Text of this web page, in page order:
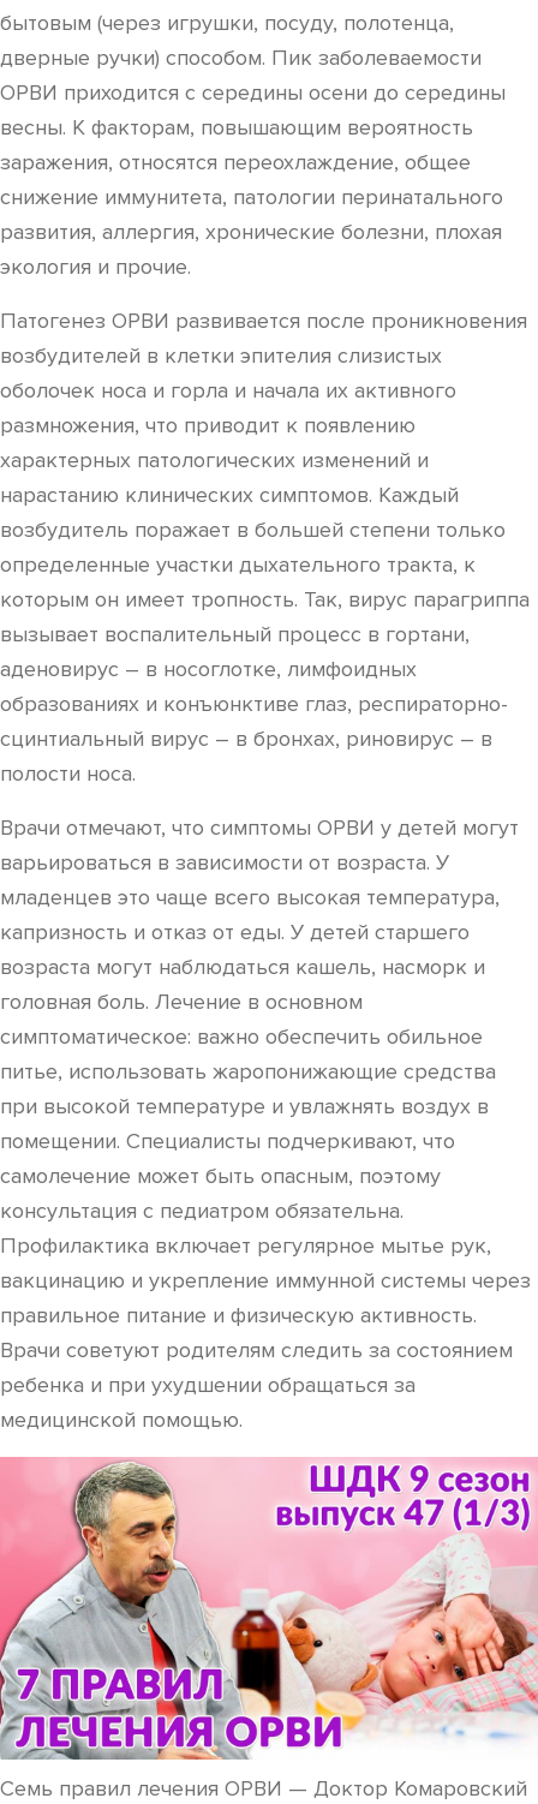
бытовым (через игрушки, посуду, полотенца,
дверные ручки) способом. Пик заболеваемости
ОРВИ приходится с середины осени до середины
весны. К факторам, повышающим вероятность
заражения, относятся переохлаждение, общее
снижение иммунитета, патологии перинатального
развития, аллергия, хронические болезни, плохая
экология и прочие.
Патогенез ОРВИ развивается после проникновения
возбудителей в клетки эпителия слизистых
оболочек носа и горла и начала их активного
размножения, что приводит к появлению
характерных патологических изменений и
нарастанию клинических симптомов. Каждый
возбудитель поражает в большей степени только
определенные участки дыхательного тракта, к
которым он имеет тропность. Так, вирус парагриппа
вызывает воспалительный процесс в гортани,
аденовирус – в носоглотке, лимфоидных
образованиях и конъюнктиве глаз, респираторно-
сцинтиальный вирус – в бронхах, риновирус – в
полости носа.
Врачи отмечают, что симптомы ОРВИ у детей могут
варьироваться в зависимости от возраста. У
младенцев это чаще всего высокая температура,
капризность и отказ от еды. У детей старшего
возраста могут наблюдаться кашель, насморк и
головная боль. Лечение в основном
симптоматическое: важно обеспечить обильное
питье, использовать жаропонижающие средства
при высокой температуре и увлажнять воздух в
помещении. Специалисты подчеркивают, что
самолечение может быть опасным, поэтому
консультация с педиатром обязательна.
Профилактика включает регулярное мытье рук,
вакцинацию и укрепление иммунной системы через
правильное питание и физическую активность.
Врачи советуют родителям следить за состоянием
ребенка и при ухудшении обращаться за
медицинской помощью.
Семь правил лечения ОРВИ — Доктор Комаровский